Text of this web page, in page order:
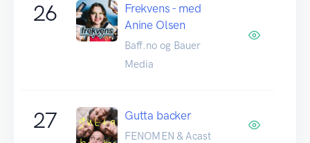
26
Frekvens - med
Anine Olsen
Baff.no og Bauer
Media
27 Gutta backer
FENOMEN & Acast